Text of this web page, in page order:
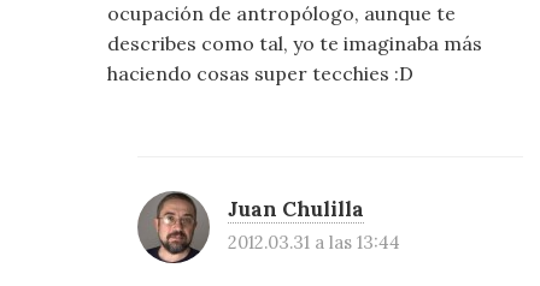
ocupación de antropólogo, aunque te
describes como tal, yo te imaginaba más
haciendo cosas super tecchies :D
Juan Chulilla
2012.03.31 a las 13:44